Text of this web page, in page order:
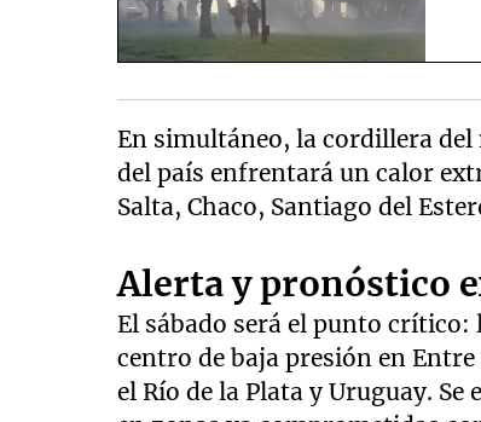
En simultáneo, la cordillera
del país enfrentará un calor
Salta, Chaco, Santiago del
Alerta y pronóstico
El sábado será el punto
centro de baja presión en
el Río de la Plata y Uruguay.